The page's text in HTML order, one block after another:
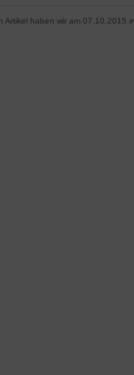
Artikel haben wir am 07.10.2015